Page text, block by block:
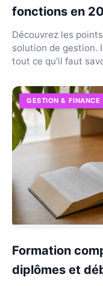
fonctions en
Découvrez les
solution de gestion.
tout ce qu'il faut
GESTION & FINANCE
Formation
diplômes et